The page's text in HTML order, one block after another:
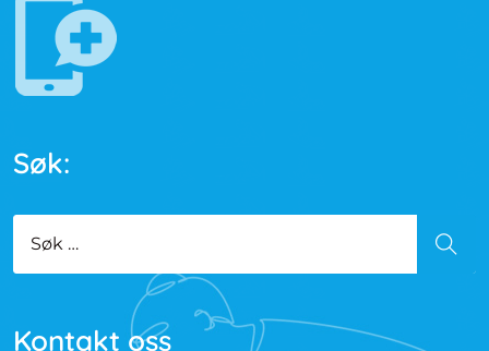
Søk:
Kontakt oss